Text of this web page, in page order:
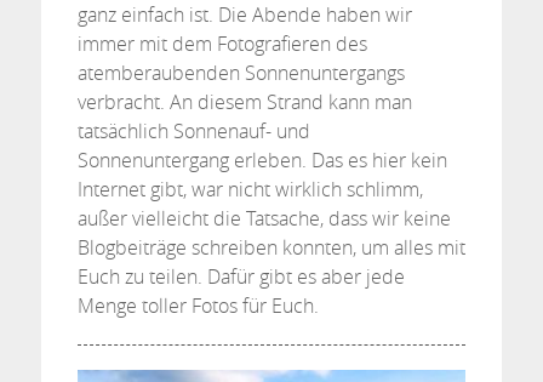
ganz einfach ist. Die Abende haben wir
immer mit dem Fotografieren des
atemberaubenden Sonnenuntergangs
verbracht. An diesem Strand kann man
tatsächlich Sonnenauf- und
Sonnenuntergang erleben. Das es hier kein
Internet gibt, war nicht wirklich schlimm,
außer vielleicht die Tatsache, dass wir keine
Blogbeiträge schreiben konnten, um alles mit
Euch zu teilen. Dafür gibt es aber jede
Menge toller Fotos für Euch.